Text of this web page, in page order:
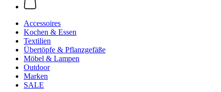
Accessoires
Kochen & Essen
Textilien
Übertöpfe & Pflanzgefäße
Möbel & Lampen
Outdoor
Marken
SALE